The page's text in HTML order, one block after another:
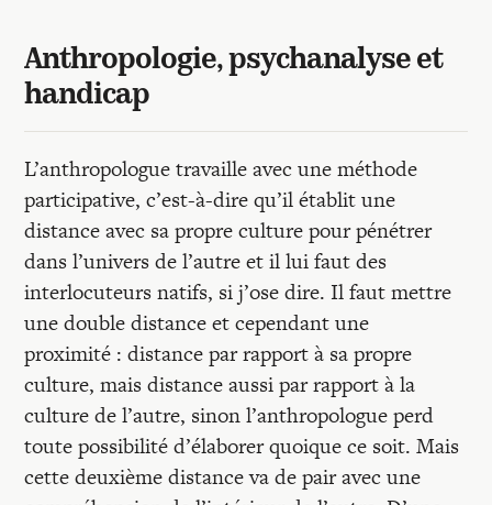
Anthropologie, psychanalyse et
handicap
L’anthropologue travaille avec une méthode
participative, c’est-à-dire qu’il établit une
distance avec sa propre culture pour pénétrer
dans l’univers de l’autre et il lui faut des
interlocuteurs natifs, si j’ose dire. Il faut mettre
une double distance et cependant une
proximité : distance par rapport à sa propre
culture, mais distance aussi par rapport à la
culture de l’autre, sinon l’anthropologue perd
toute possibilité d’élaborer quoique ce soit. Mais
cette deuxième distance va de pair avec une